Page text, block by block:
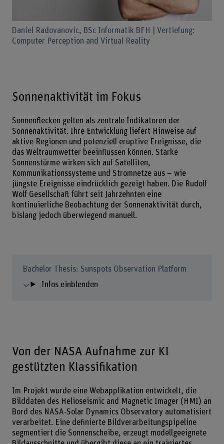
Daniel Radovanovic, BSc Informatik BFH | Vertiefung:
Computer Perception and Virtual Reality
Sonnenaktivität im Fokus
Sonnenflecken gelten als zentrale Indikatoren der
Sonnenaktivität. Ihre Entwicklung liefert Hinweise auf
aktive Regionen und potenziell eruptive Ereignisse, die
das Weltraumwetter beeinflussen können. Starke
Sonnenstürme wirken sich auf Satelliten,
Kommunikationssysteme und Stromnetze aus – wie
jüngste Ereignisse eindrücklich gezeigt haben. Die Rudolf
Wolf Gesellschaft führt seit Jahrzehnten eine
kontinuierliche Beobachtung der Sonnenaktivität durch,
bislang jedoch überwiegend manuell.
Bachelor Thesis: Sunspots Observation Platform
Infos einblenden
Von der NASA Aufnahme zur KI
gestützten Klassifikation
Im Projekt wurde eine Webapplikation entwickelt, die
Bilddaten des Helioseismic and Magnetic Imager (HMI) an
Bord des NASA‑Solar Dynamics Observatory automatisiert
verarbeitet. Eine definierte Bildverarbeitungspipeline
segmentiert die Sonnenscheibe, erzeugt modellgeeignete